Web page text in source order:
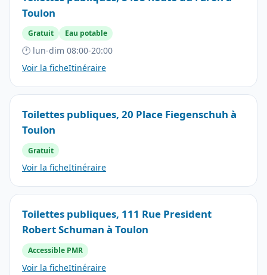
Toulon
Gratuit Eau potable
🕐 lun-dim 08:00-20:00
Voir la ficheItinéraire
Toilettes publiques, 20 Place Fiegenschuh à
Toulon
Gratuit
Voir la ficheItinéraire
Toilettes publiques, 111 Rue President
Robert Schuman à Toulon
Accessible PMR
Voir la ficheItinéraire